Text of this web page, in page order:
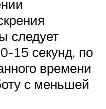
следует
15 секунд, по
времени
с меньшей